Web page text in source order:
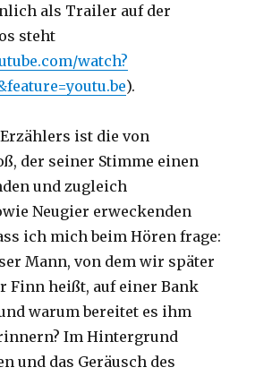
als Trailer auf der
steht
watch?
).
ist die von
der seiner Stimme einen
und zugleich
Neugier erweckenden
ich mich beim Hören frage:
Mann, von dem wir später
Finn heißt, auf einer Bank
warum bereitet es ihm
Im Hintergrund
und das Geräusch des